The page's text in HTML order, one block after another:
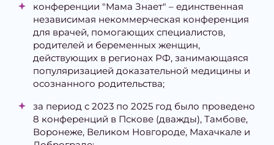
конференции "Мама Знает" – единственная
независимая некоммерческая конференция
для врачей, помогающих специалистов,
родителей и беременных женщин,
действующих в регионах РФ, занимающаяся
популяризацией доказательной медицины и
осознанного родительства;
за период с 2023 по 2025 год было проведено
8 конференций в Пскове (дважды), Тамбове,
Воронеже, Великом Новгороде, Махачкале и